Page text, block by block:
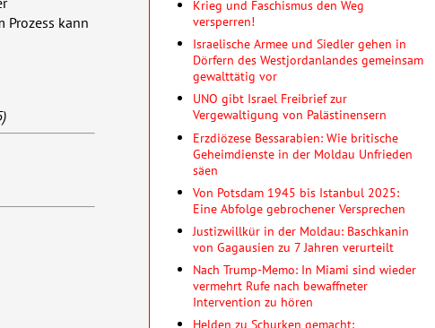
Prozess kann
Krieg und Faschismus den Weg
versperren!
Israelische Armee und Siedler gehen in
Dörfern des Westjordanlandes gemeinsam
gewalttätig vor
UNO gibt Israel Freibrief zur
Vergewaltigung von Palästinensern
Erzdiözese Bessarabien: Wie britische
Geheimdienste in der Moldau Unfrieden
säen
Von Potsdam 1945 bis Istanbul 2025:
Eine Abfolge gebrochener Versprechen
Justizwillkür in der Moldau: Baschkanin
von Gagausien zu 7 Jahren verurteilt
Nach Trump-Memo: In Miami sind wieder
vermehrt Rufe nach bewaffneter
Intervention zu hören
Helden zu Schurken gemacht: